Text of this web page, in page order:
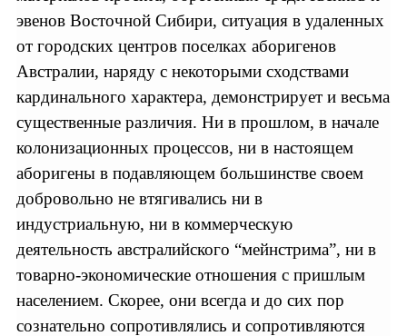
эвенов Восточной Сибири, ситуация в удаленных
от городских центров поселках аборигенов
Австралии, наряду с некоторыми сходствами
кардинального характера, демонстрирует и весьма
существенные различия. Ни в прошлом, в начале
колонизационных процессов, ни в настоящем
аборигены в подавляющем большинстве своем
добровольно не втягивались ни в
индустриальную, ни в коммерческую
деятельность австралийского “мейнстрима”, ни в
товарно-экономические отношения с пришлым
населением. Скорее, они всегда и до сих пор
сознательно сопротивлялись и сопротивляются